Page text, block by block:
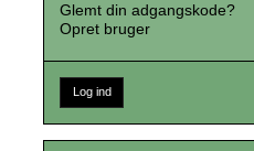
Glemt din adgangskode?
Opret bruger
Log ind